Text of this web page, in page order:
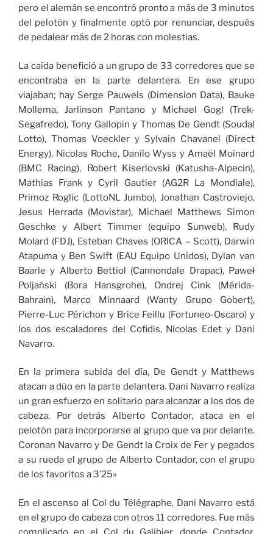
pero el alemán se encontró pronto a más de 3 minutos
del pelotón y finalmente optó por renunciar, después
de pedalear más de 2 horas con molestias.
La caída benefició a un grupo de 33 corredores que se
encontraba en la parte delantera. En ese grupo
viajaban; hay Serge Pauwels (Dimension Data), Bauke
Mollema, Jarlinson Pantano y Michael Gogl (Trek-
Segafredo), Tony Gallopin y Thomas De Gendt (Soudal
Lotto), Thomas Voeckler y Sylvain Chavanel (Direct
Energy), Nicolas Roche, Danilo Wyss y Amaël Moinard
(BMC Racing), Robert Kiserlovski (Katusha-Alpecin),
Mathias Frank y Cyril Gautier (AG2R La Mondiale),
Primoz Roglic (LottoNL Jumbo), Jonathan Castroviejo,
Jesus Herrada (Movistar), Michael Matthews Simon
Geschke y Albert Timmer (equipo Sunweb), Rudy
Molard (FDJ), Esteban Chaves (ORICA – Scott), Darwin
Atapuma y Ben Swift (EAU Equipo Unidos), Dylan van
Baarle y Alberto Bettiol (Cannondale Drapac), Paweł
Poljański (Bora Hansgrohe), Ondrej Cink (Mérida-
Bahrain), Marco Minnaard (Wanty Grupo Gobert),
Pierre-Luc Périchon y Brice Feillu (Fortuneo-Oscaro) y
los dos escaladores del Cofidis, Nicolas Edet y Dani
Navarro.
En la primera subida del día, De Gendt y Matthews
atacan a dúo en la parte delantera. Dani Navarro realiza
un gran esfuerzo en solitario para alcanzar a los dos de
cabeza. Por detrás Alberto Contador, ataca en el
pelotón para incorporarse al grupo que va por delante.
Coronan Navarro y De Gendt la Croix de Fer y pegados
a su rueda el grupo de Alberto Contador, con el grupo
de los favoritos a 3’25»
En el ascenso al Col du Télégraphe, Dani Navarro está
en el grupo de cabeza con otros 11 corredores. Fue más